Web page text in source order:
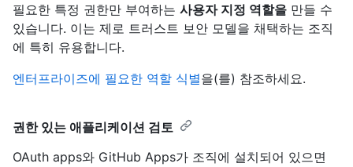
필요한 특정 권한만 부여하는 사용자 지정 역할을 만들 수
있습니다. 이는 제로 트러스트 보안 모델을 채택하는 조직
에 특히 유용합니다.
엔터프라이즈에 필요한 역할 식별을(를) 참조하세요.
권한 있는 애플리케이션 검토
OAuth apps와 GitHub Apps가 조직에 설치되어 있으면